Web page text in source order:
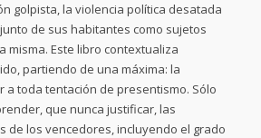
golpista, la violencia política desatada
de sus habitantes como sujetos
misma. Este libro contextualiza
partiendo de una máxima: la
a toda tentación de presentismo. Sólo
que nunca justificar, las
de los vencedores, incluyendo el grado